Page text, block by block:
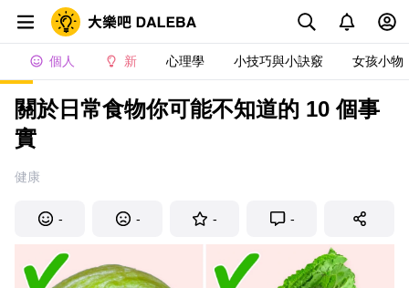
個人 新 心理學 小技巧與小訣竅 女孩小物
關於日常食物你可能不知道的 10 個事
實
健康
- - - -